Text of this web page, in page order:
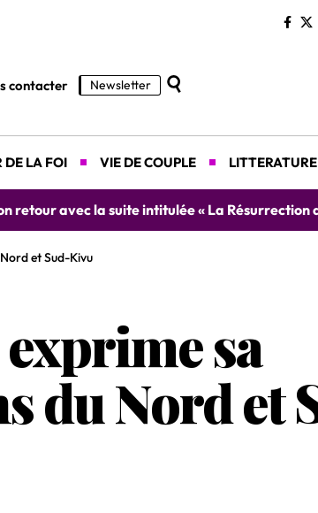
contacter Newsletter
DE LA FOI VIE DE COUPLE LITTERATURE
à Abidjan pour un concert caritatif au
et Sud-Kivu
sa
du Nord et